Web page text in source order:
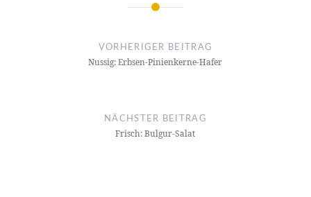
Beitragsnavigation
VORHERIGER BEITRAG
Nussig: Erbsen-Pinienkerne-Hafer
NÄCHSTER BEITRAG
Frisch: Bulgur-Salat